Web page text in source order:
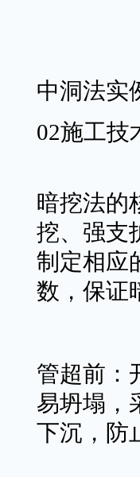
中洞法实
02施工技
暗挖法的
挖、强支
制定相应
数，保证
管超前：
易坍塌，
下沉，防